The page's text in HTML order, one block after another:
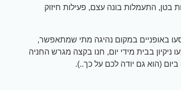
בטן, התעמלות בונה עצם, פעילות חיזוק
באופניים במקום נהיגה מתי שמתאפשר,
בבית מידי יום, חנו בקצה מגרש החניה
(הוא גם יודה לכם על כך..).